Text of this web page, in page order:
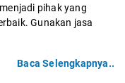
pihak yang
Gunakan jasa
Baca Selengkapnya..